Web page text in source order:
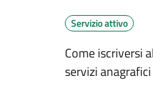
Servizio attivo
Come iscriversi
servizi